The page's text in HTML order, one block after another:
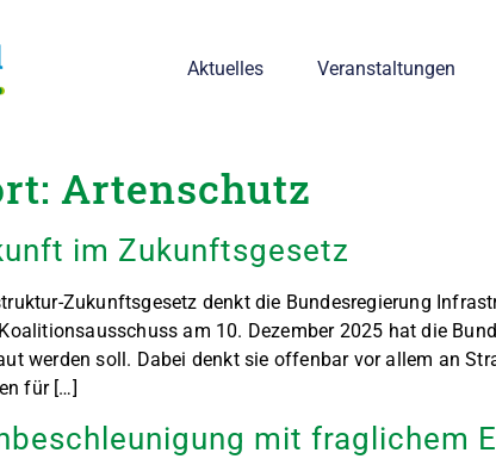
Aktuelles
Veranstaltungen
Artenschutz
im Zukunftsgesetz
Zukunftsgesetz denkt die Bundesregierung
am 10. Dezember 2025 hat die
werden soll. Dabei denkt sie offenbar vor allem an
für […]
mit fraglichem